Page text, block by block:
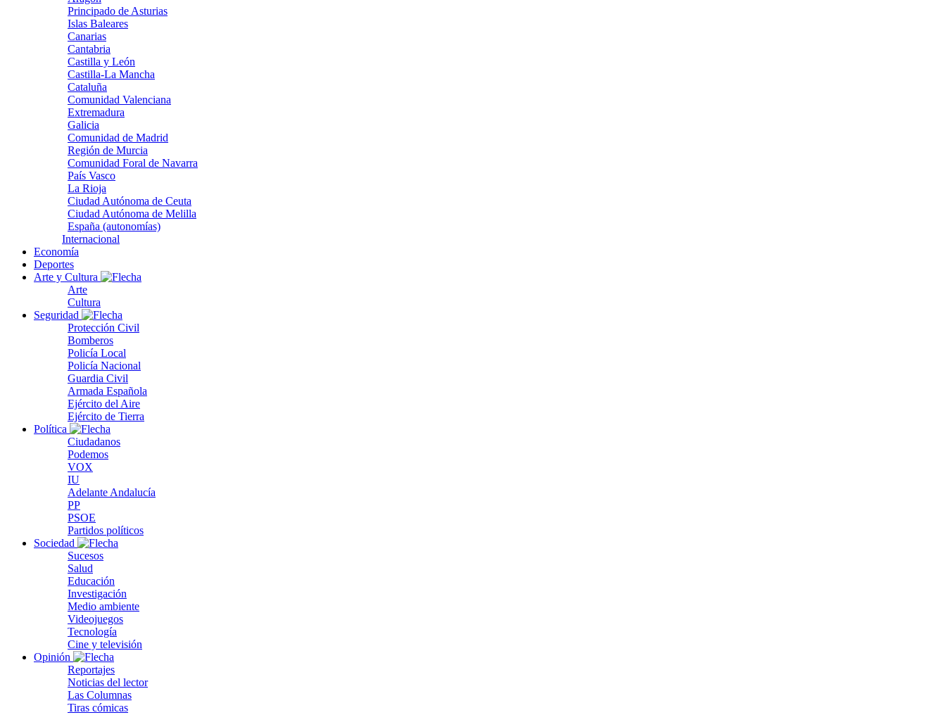
Principado de Asturias
Islas Baleares
Canarias
Cantabria
Castilla y León
Castilla-La Mancha
Cataluña
Comunidad Valenciana
Extremadura
Galicia
Comunidad de Madrid
Región de Murcia
Comunidad Foral de Navarra
País Vasco
La Rioja
Ciudad Autónoma de Ceuta
Ciudad Autónoma de Melilla
España (autonomías)
Internacional
Economía
Deportes
Arte y Cultura
Arte
Cultura
Seguridad
Protección Civil
Bomberos
Policía Local
Policía Nacional
Guardia Civil
Armada Española
Ejército del Aire
Ejército de Tierra
Política
Ciudadanos
Podemos
VOX
IU
Adelante Andalucía
PP
PSOE
Partidos políticos
Sociedad
Sucesos
Salud
Educación
Investigación
Medio ambiente
Videojuegos
Tecnología
Cine y televisión
Opinión
Reportajes
Noticias del lector
Las Columnas
Tiras cómicas